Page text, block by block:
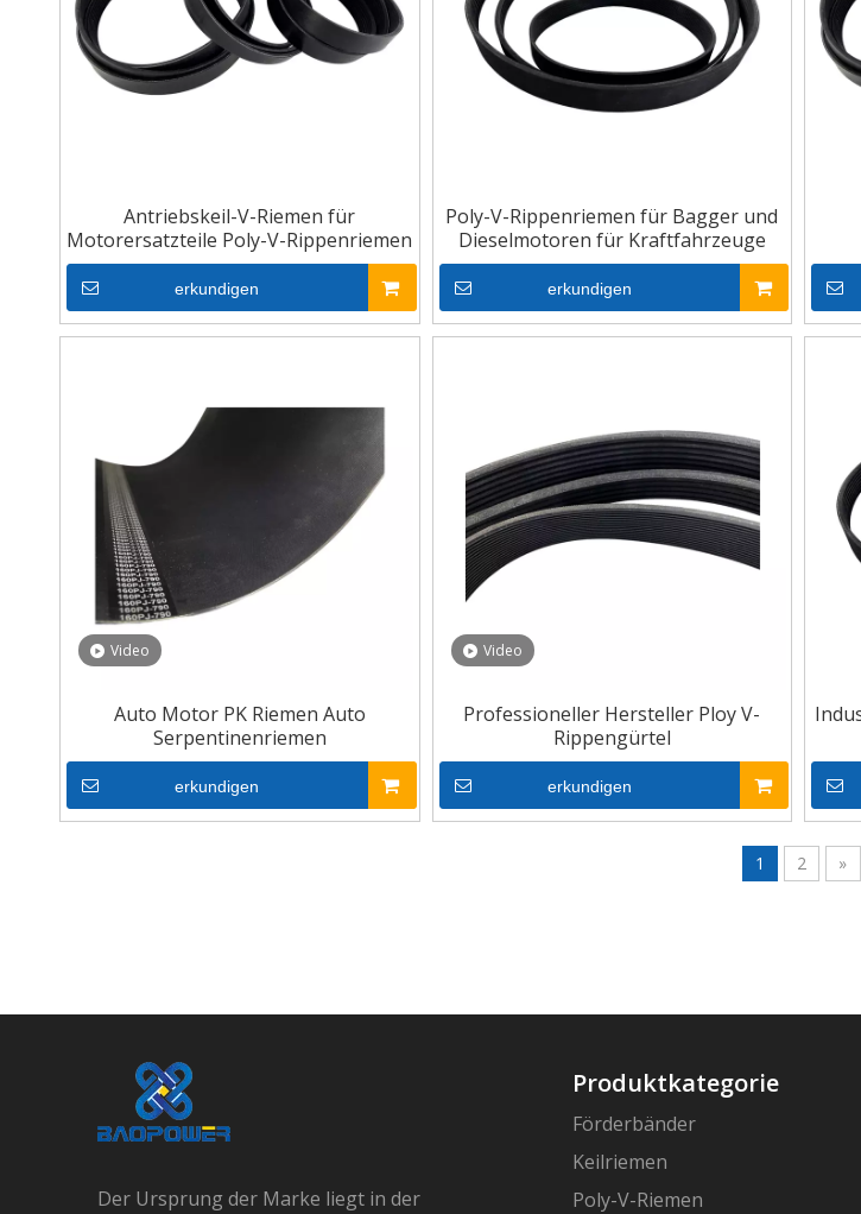
Antriebskeil-V-Riemen für
Motorersatzteile Poly-V-Rippenriemen
erkundigen
Poly-V-Rippenriemen für Bagger und
Dieselmotoren für Kraftfahrzeuge
erkundigen
Video
Auto Motor PK Riemen Auto
Serpentinenriemen
erkundigen
Video
Professioneller Hersteller Ploy V-
Rippengürtel
erkundigen
1 2 »
Der Ursprung der Marke liegt in der
Produktkategorie
Förderbänder
Keilriemen
Poly-V-Riemen